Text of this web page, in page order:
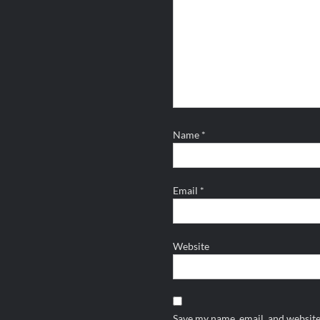
Name *
Email *
Website